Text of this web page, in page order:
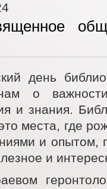
день
о
и знания.
места, где
и опытом,
и